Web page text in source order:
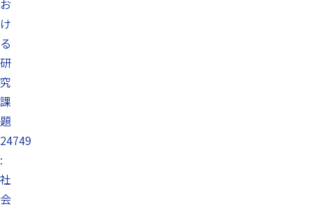
お
け
る
研
究
課
題
24749
:
社
会